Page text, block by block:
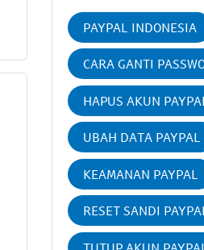
PAYPAL INDONESIA
CARA GANTI
HAPUS AKUN PAYPAL
UBAH DATA PAYPAL
KEAMANAN PAYPAL
RESET SANDI